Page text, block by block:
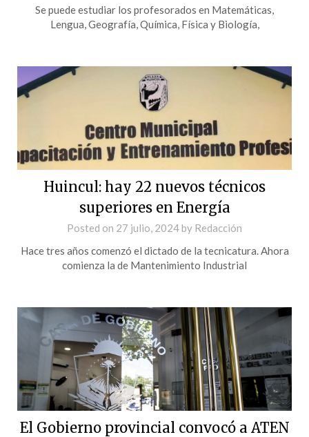
Se puede estudiar los profesorados en Matemáticas,
Lengua, Geografía, Química, Física y Biología,
Huincul: hay 22 nuevos técnicos
superiores en Energía
Posted on 27 julio, 2024by Redacción
Hace tres años comenzó el dictado de la tecnicatura. Ahora
comienza la de Mantenimiento Industrial
El Gobierno provincial convocó a ATEN